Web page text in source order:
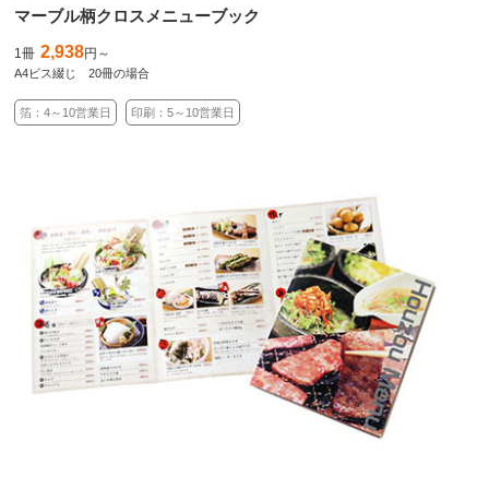
マーブル柄クロスメニューブック
1冊 2,938円～
A4ビス綴じ 20冊の場合
箔：4～10営業日 印刷：5～10営業日